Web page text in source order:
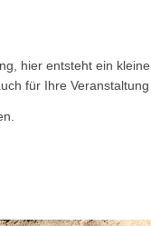
hier entsteht ein
für Ihre Veranstaltung